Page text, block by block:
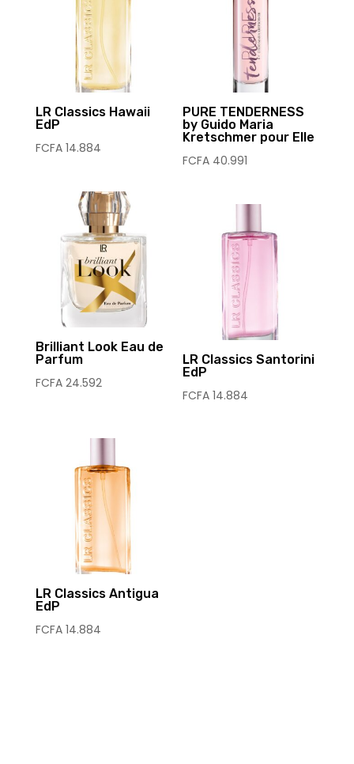
LR Classics Hawaii
EdP
FCFA14.884
PURE TENDERNESS
by Guido Maria
Kretschmer pour Elle
FCFA 40.991
Brilliant Look Eau de
Parfum
FCFA24.592
LR Classics Santorini
EdP
FCFA 14.884
LR Classics Antigua
EdP
FCFA14.884